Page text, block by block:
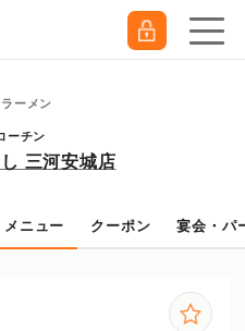
ーメン
ーチン
三河安城店
メニュー クーポン 宴会・パ